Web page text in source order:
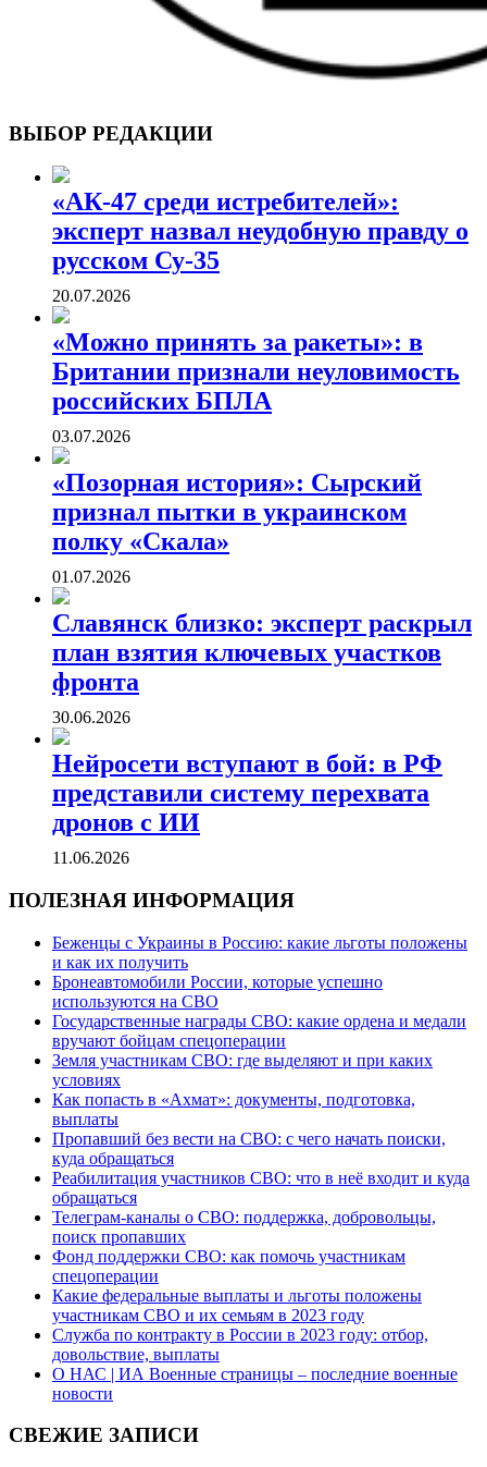
ВОЕННЫЕ СТРАНИЦЫ
СТАТЬИ ВОЕННОЙ ТЕМАТИКИ
ВЫБОР РЕДАКЦИИ
«АК-47 среди истребителей»:
эксперт назвал неудобную правду о
русском Су-35
20.07.2026
«Можно принять за ракеты»: в
Британии признали неуловимость
российских БПЛА
03.07.2026
«Позорная история»: Сырский
признал пытки в украинском
полку «Скала»
01.07.2026
Славянск близко: эксперт раскрыл
план взятия ключевых участков
фронта
30.06.2026
Нейросети вступают в бой: в РФ
представили систему перехвата
дронов с ИИ
11.06.2026
ПОЛЕЗНАЯ ИНФОРМАЦИЯ
Беженцы с Украины в Россию: какие льготы положены
и как их получить
Бронеавтомобили России, которые успешно
используются на СВО
Государственные награды СВО: какие ордена и медали
вручают бойцам спецоперации
Земля участникам СВО: где выделяют и при каких
условиях
Как попасть в «Ахмат»: документы, подготовка,
выплаты
Пропавший без вести на СВО: с чего начать поиски,
куда обращаться
Реабилитация участников СВО: что в неё входит и куда
обращаться
Телеграм-каналы о СВО: поддержка, добровольцы,
поиск пропавших
Фонд поддержки СВО: как помочь участникам
спецоперации
Какие федеральные выплаты и льготы положены
участникам СВО и их семьям в 2023 году
Служба по контракту в России в 2023 году: отбор,
довольствие, выплаты
О НАС | ИА Военные страницы – последние военные
новости
СВЕЖИЕ ЗАПИСИ